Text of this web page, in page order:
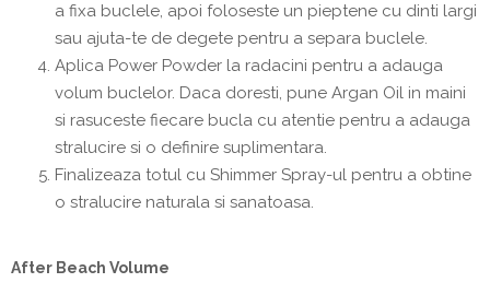
a fixa buclele, apoi foloseste un pieptene cu dinti largi
sau ajuta-te de degete pentru a separa buclele.
Aplica Power Powder la radacini pentru a adauga
volum buclelor. Daca doresti, pune Argan Oil in maini
si rasuceste fiecare bucla cu atentie pentru a adauga
stralucire si o definire suplimentara.
Finalizeaza totul cu Shimmer Spray-ul pentru a obtine
o stralucire naturala si sanatoasa.
After Beach Volume